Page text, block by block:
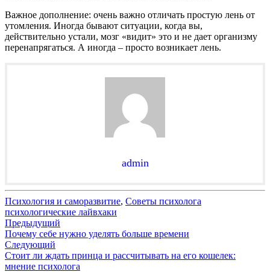
Важное дополнение: очень важно отличать простую лень от
утомления. Иногда бывают ситуации, когда вы,
действительно устали, мозг «видит» это и не дает организму
перенапрягаться. А иногда – просто возникает лень.
admin
Психология и саморазвитие, Советы психолога
психологические лайвхаки
Навигация
по
записям
Предыдущий
Почему себе нужно уделять больше времени
Следующий
Стоит ли ждать принца и рассчитывать на его кошелек:
мнение психолога